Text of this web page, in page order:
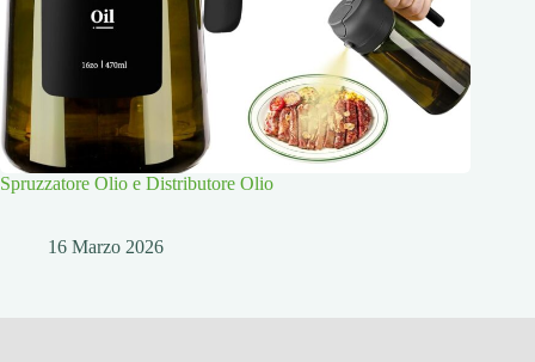
Spruzzatore Olio e Distributore Olio
16 Marzo 2026